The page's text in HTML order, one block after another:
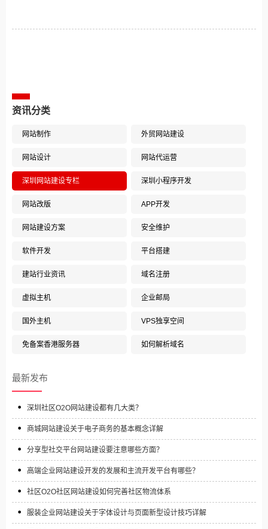
资讯分类
网站制作 外贸网站建设
网站设计 网站代运营
深圳网站建设专栏 深圳小程序开发
网站改版 APP开发
网站建设方案 安全维护
软件开发 平台搭建
建站行业资讯 域名注册
虚拟主机 企业邮局
国外主机 VPS独享空间
免备案香港服务器 如何解析域名
最新发布
深圳社区O2O网站建设都有几大类？
商城网站建设关于电子商务的基本概念详解
分享型社交平台网站建设要注意哪些方面？
高端企业网站建设开发的发展和主流开发平台有哪些？
社区O2O社区网站建设如何完善社区物流体系
服装企业网站建设关于字体设计与页面新型设计技巧详解